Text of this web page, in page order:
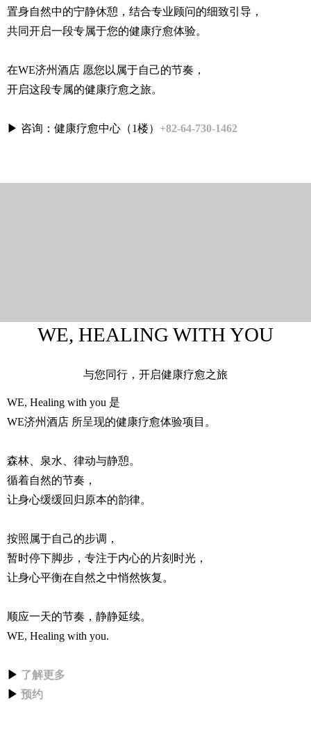
置身自然中的宁静休憩，结合专业顾问的细致引导，
共同开启一段专属于您的健康疗愈体验。
在WE济州酒店 愿您以属于自己的节奏，
开启这段专属的健康疗愈之旅。
▶ 咨询：健康疗愈中心（1楼） +82-64-730-1462
WE, HEALING WITH YOU
与您同行，开启健康疗愈之旅
WE, Healing with you 是
WE济州酒店 所呈现的健康疗愈体验项目。
森林、泉水、律动与静憩。
循着自然的节奏，
让身心缓缓回归原本的韵律。
按照属于自己的步调，
暂时停下脚步，专注于内心的片刻时光，
让身心平衡在自然之中悄然恢复。
顺应一天的节奏，静静延续。
WE, Healing with you.
▶ 了解更多
▶ 预约